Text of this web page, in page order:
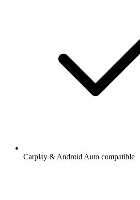
Carplay & Android Auto compatible